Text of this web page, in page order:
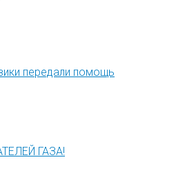
передали помощь
ГАЗА!